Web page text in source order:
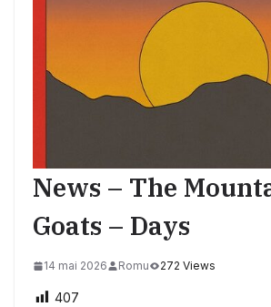
News – The
Goats – Days
14 mai 2026 Romu 272 Views
407